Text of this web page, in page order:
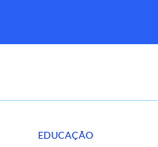
EDUCAÇÃO